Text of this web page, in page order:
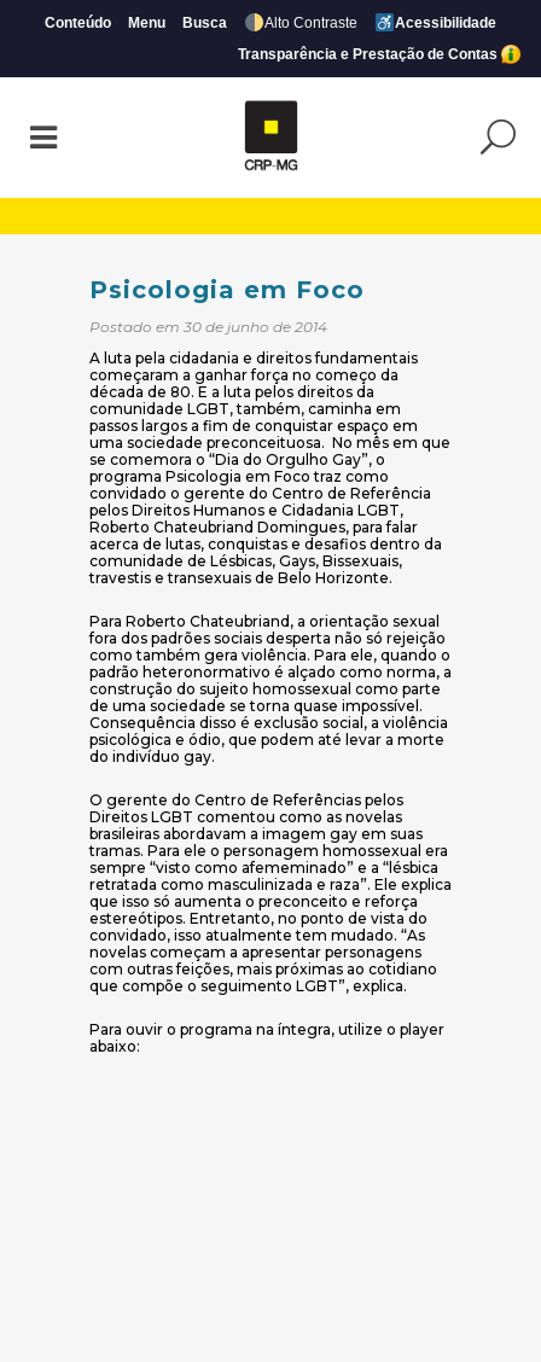
Conteúdo Menu Busca Alto Contraste
Acessibilidade
Transparência e Prestação de Contas
Psicologia em Foco
Postado em 30 de junho de 2014
A luta pela cidadania e direitos fundamentais
começaram a ganhar força no começo da
década de 80. E a luta pelos direitos da
comunidade LGBT, também, caminha em
passos largos a fim de conquistar espaço em
uma sociedade preconceituosa. No mês em que
se comemora o “Dia do Orgulho Gay”, o
programa Psicologia em Foco traz como
convidado o gerente do Centro de Referência
pelos Direitos Humanos e Cidadania LGBT,
Roberto Chateubriand Domingues, para falar
acerca de lutas, conquistas e desafios dentro da
comunidade de Lésbicas, Gays, Bissexuais,
travestis e transexuais de Belo Horizonte.
Para Roberto Chateubriand, a orientação sexual
fora dos padrões sociais desperta não só rejeição
como também gera violência. Para ele, quando o
padrão heteronormativo é alçado como norma, a
construção do sujeito homossexual como parte
de uma sociedade se torna quase impossível.
Consequência disso é exclusão social, a violência
psicológica e ódio, que podem até levar a morte
do indivíduo gay.
O gerente do Centro de Referências pelos
Direitos LGBT comentou como as novelas
brasileiras abordavam a imagem gay em suas
tramas. Para ele o personagem homossexual era
sempre “visto como afememinado” e a “lésbica
retratada como masculinizada e raza”. Ele explica
que isso só aumenta o preconceito e reforça
estereótipos. Entretanto, no ponto de vista do
convidado, isso atualmente tem mudado. “As
novelas começam a apresentar personagens
com outras feições, mais próximas ao cotidiano
que compõe o seguimento LGBT”, explica.
Para ouvir o programa na íntegra, utilize o player
abaixo: